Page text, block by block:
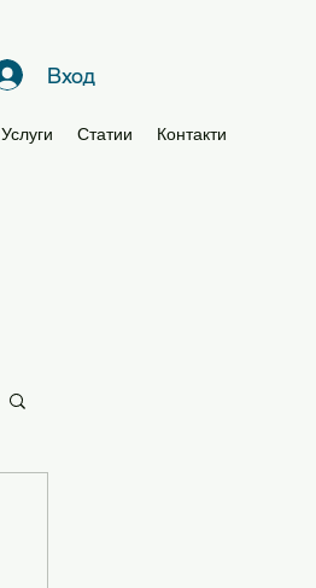
Вход
Услуги Статии Контакти